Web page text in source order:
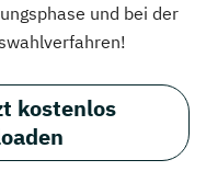
und bei der
kostenlos